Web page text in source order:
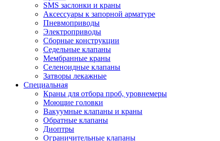
SMS заслонки и краны
Аксессуары к запорной арматуре
Пневмоприводы
Электроприводы
Сборные конструкции
Седельные клапаны
Мембранные краны
Селеноидные клапаны
Затворы лекажные
Специальная
Краны для отбора проб, уровнемеры
Моющие головки
Вакуумные клапаны и краны
Обратные клапаны
Диоптры
Ограничительные клапаны